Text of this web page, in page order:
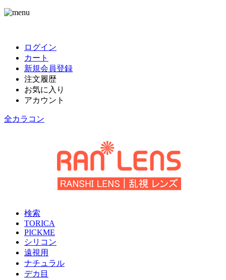
ログイン
カート
新規会員登録
注文履歴
お気に入り
アカウント
全カラコン
検索
TORICA
PICKME
シリコン
遠視用
ナチュラル
デカ目